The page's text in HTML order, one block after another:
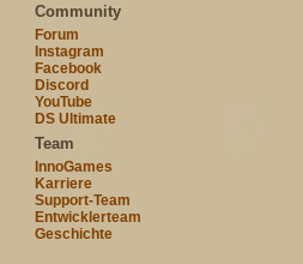
Community
Forum
Instagram
Facebook
Discord
YouTube
DS Ultimate
Team
InnoGames
Karriere
Support-Team
Entwicklerteam
Geschichte